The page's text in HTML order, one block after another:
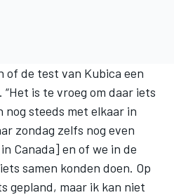
of de test van Kubica een
is te vroeg om daar iets
nog steeds met elkaar in
zondag zelfs nog even
Canada] en of we in de
samen konden doen. Op
gepland, maar ik kan niet